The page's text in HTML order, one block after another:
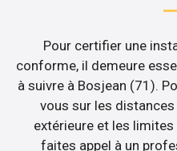
Pour certifier une
conforme, il demeure
à suivre à Bosjean (71).
vous sur les distances
extérieure et les
faites appel à un